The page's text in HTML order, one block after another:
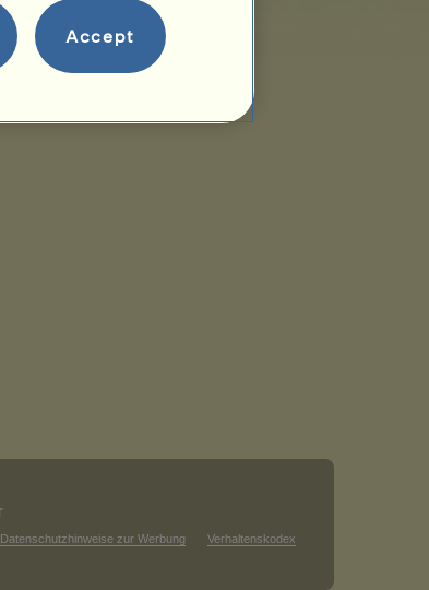
Datenschutzhinweise zur Werbung Verhaltenskodex
Accept